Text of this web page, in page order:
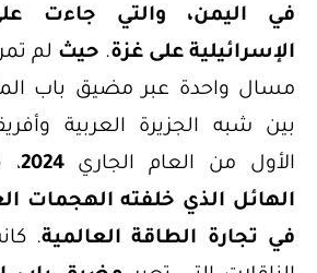
في اليمن،
والتي جاءت
الإسرائيلية على غزة.حيثلم تمر
مسال واحدة عبر مضيق باب
بين شبه الجزيرة العربية
الأول من العام الجاري
2024،
الهائل الذي خلفته الهجمات
في تجارة الطاقة العالمية.